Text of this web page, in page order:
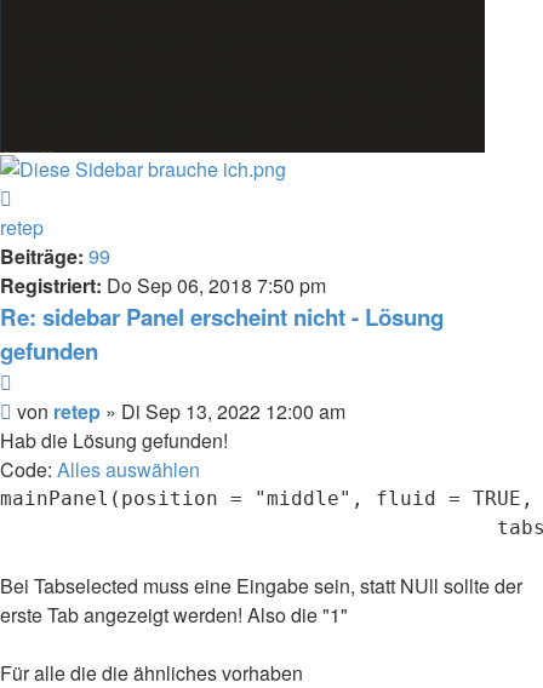
oben
retep
Beiträge: 99
Registriert: Do Sep 06, 2018 7:50 pm
Re: sidebar Panel erscheint nicht - Lösung
gefunden
Beitrag
von retep » Di Sep 13, 2022 12:00 am
Hab die Lösung gefunden!
Code: Alles auswählen
mainPanel(position = "middle", fluid =
Bei Tabselected muss eine Eingabe sein, statt NUll sollte der
erste Tab angezeigt werden! Also die "1"
Für alle die die ähnliches vorhaben